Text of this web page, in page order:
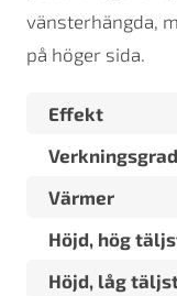
vänsterhängda,
på höger sida.
Effekt
Verkningsgrad
Värmer
Höjd, hög
Höjd, låg